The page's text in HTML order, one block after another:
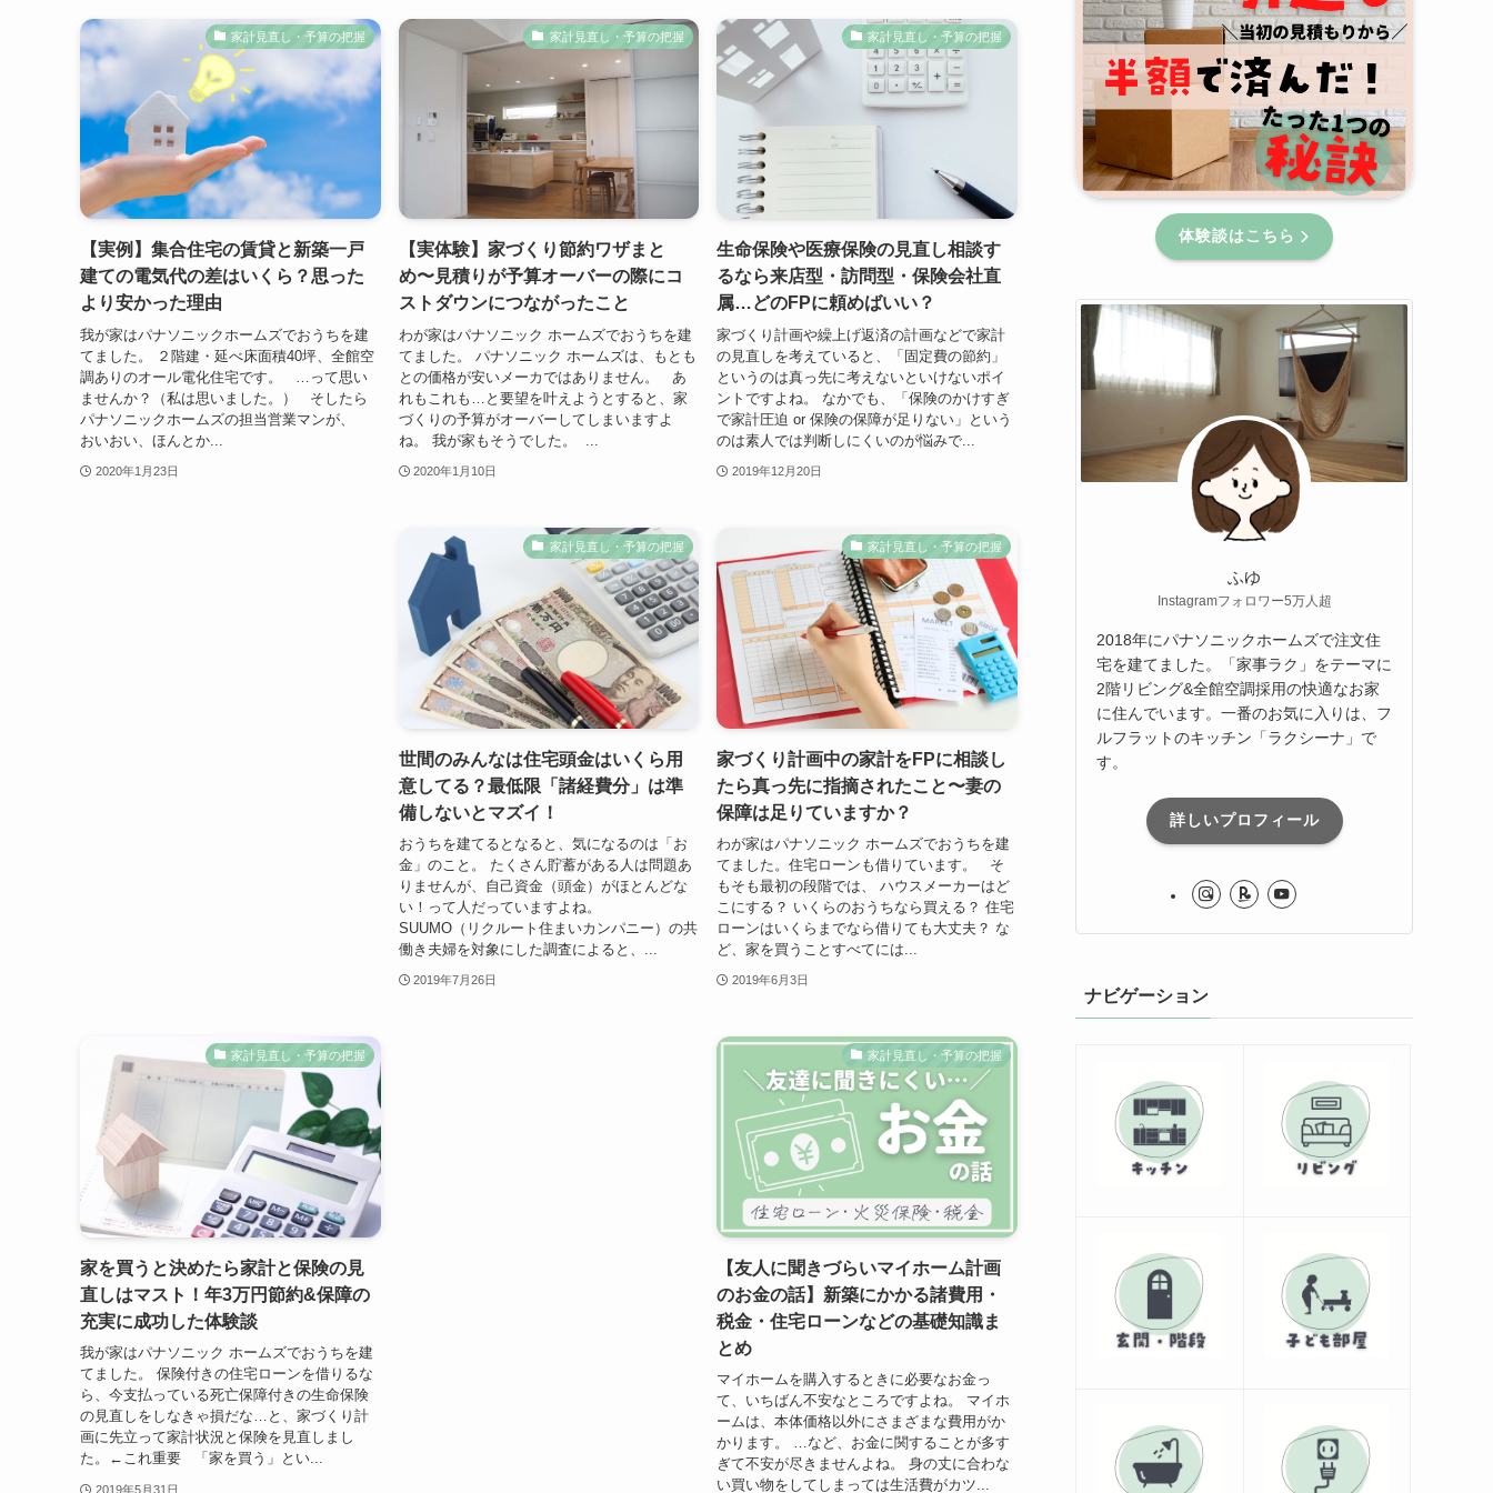
家計見直し・予算の把握
【実例】集合住宅の賃貸と新築一戸
建ての電気代の差はいくら？思った
より安かった理由
我が家はパナソニックホームズでおうちを建
てました。 ２階建・延べ床面積40坪、全館空
調ありのオール電化住宅です。 …って思い
ませんか？（私は思いました。） そしたら
パナソニックホームズの担当営業マンが、
おいおい、ほんとか...
2020年1月23日
家計見直し・予算の把握
【実体験】家づくり節約ワザまと
め〜見積りが予算オーバーの際にコ
ストダウンにつながったこと
わが家はパナソニック ホームズでおうちを建
てました。 パナソニック ホームズは、もとも
との価格が安いメーカではありません。 あ
れもこれも…と要望を叶えようとすると、家
づくりの予算がオーバーしてしまいますよ
ね。 我が家もそうでした。 ...
2020年1月10日
家計見直し・予算の把握
生命保険や医療保険の見直し相談す
るなら来店型・訪問型・保険会社直
属…どのFPに頼めばいい？
家づくり計画や繰上げ返済の計画などで家計
の見直しを考えていると、「固定費の節約」
というのは真っ先に考えないといけないポイ
ントですよね。 なかでも、「保険のかけすぎ
で家計圧迫 or 保険の保障が足りない」という
のは素人では判断しにくいのが悩みで...
2019年12月20日
家計見直し・予算の把握
世間のみんなは住宅頭金はいくら用
意してる？最低限「諸経費分」は準
備しないとマズイ！
おうちを建てるとなると、気になるのは「お
金」のこと。 たくさん貯蓄がある人は問題あ
りませんが、自己資金（頭金）がほとんどな
い！って人だっていますよね。
SUUMO（リクルート住まいカンパニー）の共
働き夫婦を対象にした調査によると、...
2019年7月26日
家計見直し・予算の把握
家づくり計画中の家計をFPに相談し
たら真っ先に指摘されたこと〜妻の
保障は足りていますか？
わが家はパナソニック ホームズでおうちを建
てました。住宅ローンも借りています。 そ
もそも最初の段階では、 ハウスメーカーはど
こにする？ いくらのおうちなら買える？ 住宅
ローンはいくらまでなら借りても大丈夫？ な
ど、家を買うことすべてには...
2019年6月3日
家計見直し・予算の把握
家を買うと決めたら家計と保険の見
直しはマスト！年3万円節約&保障の
充実に成功した体験談
我が家はパナソニック ホームズでおうちを建
てました。 保険付きの住宅ローンを借りるな
ら、今支払っている死亡保障付きの生命保険
の見直しをしなきゃ損だな…と、家づくり計
画に先立って家計状況と保険を見直しまし
た。←これ重要 「家を買う」とい...
2019年5月31日
家計見直し・予算の把握
【友人に聞きづらいマイホーム計画
のお金の話】新築にかかる諸費用・
税金・住宅ローンなどの基礎知識ま
とめ
マイホームを購入するときに必要なお金っ
て、いちばん不安なところですよね。 マイホ
ームは、本体価格以外にさまざまな費用がか
かります。 …など、お金に関することが多す
ぎて不安が尽きませんよね。 身の丈に合わな
い買い物をしてしまっては生活費がカツ...
体験談はこちら
ふゆ
Instagramフォロワー5万人超
2018年にパナソニックホームズで注文住
宅を建てました。「家事ラク」をテーマに
2階リビング&全館空調採用の快適なお家
に住んでいます。一番のお気に入りは、フ
ルフラットのキッチン「ラクシーナ」で
す。
詳しいプロフィール
ナビゲーション